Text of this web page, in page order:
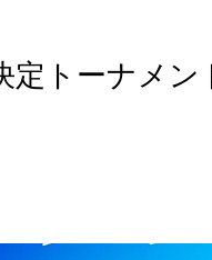
定トーナメ